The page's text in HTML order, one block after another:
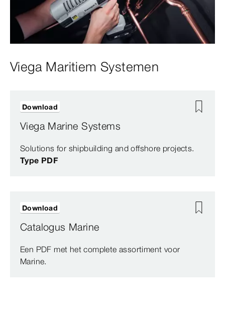
Viega Maritiem Systemen
Viega Marine Systems
Solutions for shipbuilding and offshore projects.
Type PDF
Download
Catalogus Marine
Een PDF met het complete assortiment voor
Marine.
Download